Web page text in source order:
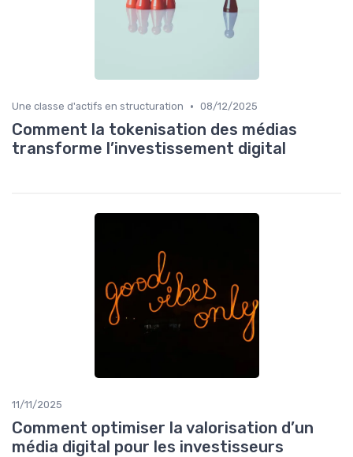
Une classe d'actifs en structuration • 08/12/2025
Comment la tokenisation des médias
transforme l’investissement digital
11/11/2025
Comment optimiser la valorisation d’un
média digital pour les investisseurs